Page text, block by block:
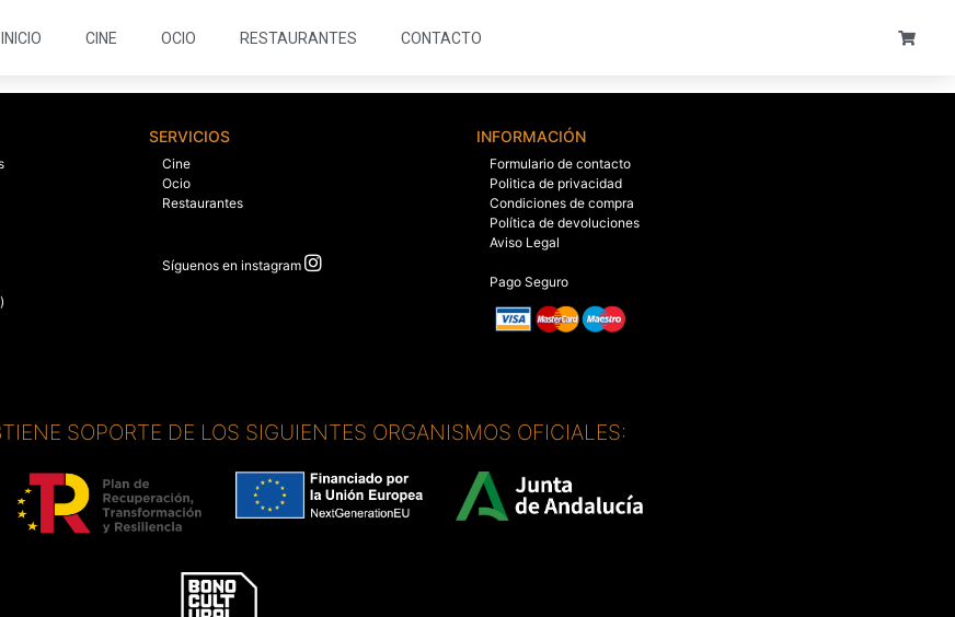
INICIO CINE OCIO RESTAURANTES CONTACTO
SERVICIOS
Cine
Ocio
Restaurantes
Síguenos en instagram
INFORMACIÓN
Formulario de contacto
Politica de privacidad
Condiciones de compra
Política de devoluciones
Aviso Legal
Pago Seguro
SOPORTE DE LOS SIGUIENTES ORGANISMOS OFICIALES: